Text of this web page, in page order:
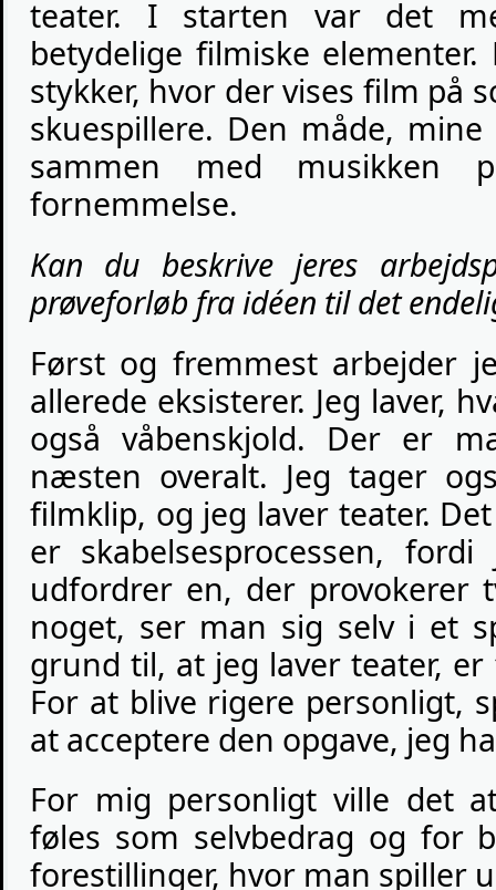
teater. I starten var det
betydelige filmiske
stykker, hvor der vises film på
skuespillere. Den måde,
sammen med
fornemmelse.
Kan du beskrive jeres
prøveforløb fra idéen til det
Først og fremmest arbejder
allerede eksisterer. Jeg laver,
også våbenskjold. Der er
næsten overalt. Jeg tager
filmklip, og jeg laver teater.
er skabelsesprocessen,
udfordrer en, der provokerer
noget, ser man sig selv i et
grund til, at jeg laver teater,
For at blive rigere personligt,
at acceptere den opgave, jeg
For mig personligt ville det
føles som selvbedrag og for
forestillinger, hvor man spiller